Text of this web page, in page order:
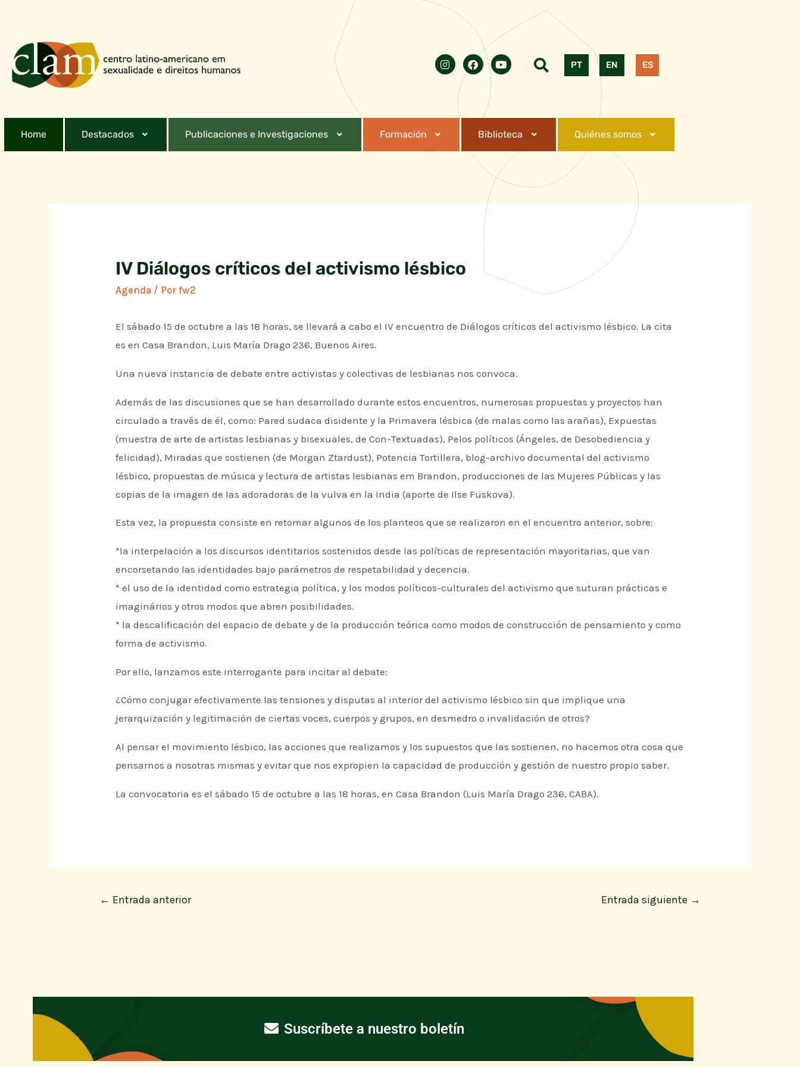
PT EN ES
Home Destacados Publicaciones e Investigaciones Formación Biblioteca Quiénes somos
IV Diálogos críticos del activismo lésbico
Agenda / Porfw2
El sábado 15 de octubre a las 18 horas, se llevará a cabo el IV encuentro de Diálogos críticos del activismo lésbico. La cita
es en Casa Brandon, Luis María Drago 236, Buenos Aires.
Una nueva instancia de debate entre activistas y colectivas de lesbianas nos convoca.
Además de las discusiones que se han desarrollado durante estos encuentros, numerosas propuestas y proyectos han
circulado a través de él, como: Pared sudaca disidente y la Primavera lésbica (de malas como las arañas), Expuestas
(muestra de arte de artistas lesbianas y bisexuales, de Con-Textuadas), Pelos políticos (Ángeles, de Desobediencia y
felicidad), Miradas que sostienen (de Morgan Ztardust), Potencia Tortillera, blog-archivo documental del activismo
lésbico, propuestas de música y lectura de artistas lesbianas em Brandon, producciones de las Mujeres Públicas y las
copias de la imagen de las adoradoras de la vulva en la India (aporte de Ilse Fuskova).
Esta vez, la propuesta consiste en retomar algunos de los planteos que se realizaron en el encuentro anterior, sobre:
*la interpelación a los discursos identitarios sostenidos desde las políticas de representación mayoritarias, que van
encorsetando las identidades bajo parámetros de respetabilidad y decencia.
* el uso de la identidad como estrategia política, y los modos políticos-culturales del activismo que suturan prácticas e
imaginários y otros modos que abren posibilidades.
* la descalificación del espacio de debate y de la producción teórica como modos de construcción de pensamiento y como
forma de activismo.
Por ello, lanzamos este interrogante para incitar al debate:
¿Cómo conjugar efectivamente las tensiones y disputas al interior del activismo lésbico sin que implique una
jerarquización y legitimación de ciertas voces, cuerpos y grupos, en desmedro o invalidación de otros?
Al pensar el movimiento lésbico, las acciones que realizamos y los supuestos que las sostienen, no hacemos otra cosa que
pensarnos a nosotras mismas y evitar que nos expropien la capacidad de producción y gestión de nuestro propio saber.
La convocatoria es el sábado 15 de octubre a las 18 horas, en Casa Brandon (Luis María Drago 236, CABA).
← Entrada anterior Entrada siguiente →
Suscríbete a nuestro boletín